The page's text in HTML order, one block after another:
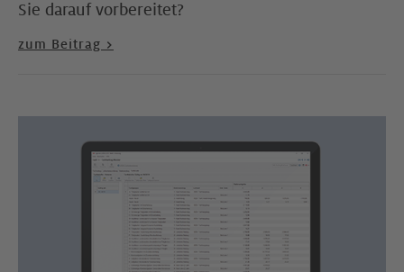
Sie darauf vorbereitet?
zum Beitrag >